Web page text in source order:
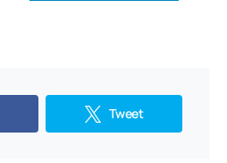
Tweet